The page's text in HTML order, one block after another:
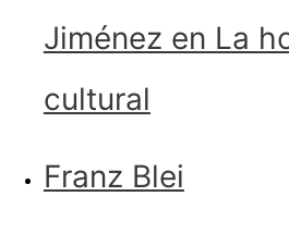
Jiménez en La
cultural
Franz Blei